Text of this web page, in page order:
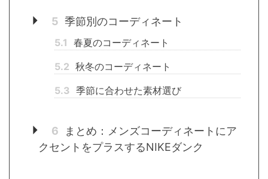
5 季節別のコーディネート
5.1 春夏のコーディネート
5.2 秋冬のコーディネート
5.3 季節に合わせた素材選び
6
まとめ：メンズコーディネートにア
クセントをプラスするNIKEダンク